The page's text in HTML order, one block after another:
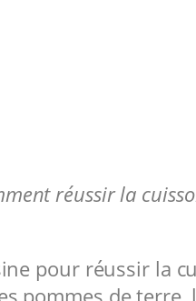
réussir la
pour réussir la